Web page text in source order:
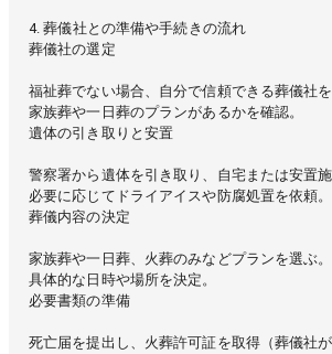
4. 葬儀社との準備や手続きの流れ
葬儀社の選定
福祉葬でない場合、自分で信頼できる葬儀社を
家族葬や一日葬のプランがあるかを確認。
遺体の引き取りと安置
警察署から遺体を引き取り、自宅または安置施
必要に応じてドライアイスや防腐処置を依頼。
葬儀内容の決定
家族葬や一日葬、火葬のみなどプランを選ぶ。
具体的な日時や場所を決定。
必要書類の準備
死亡届を提出し、火葬許可証を取得（葬儀社